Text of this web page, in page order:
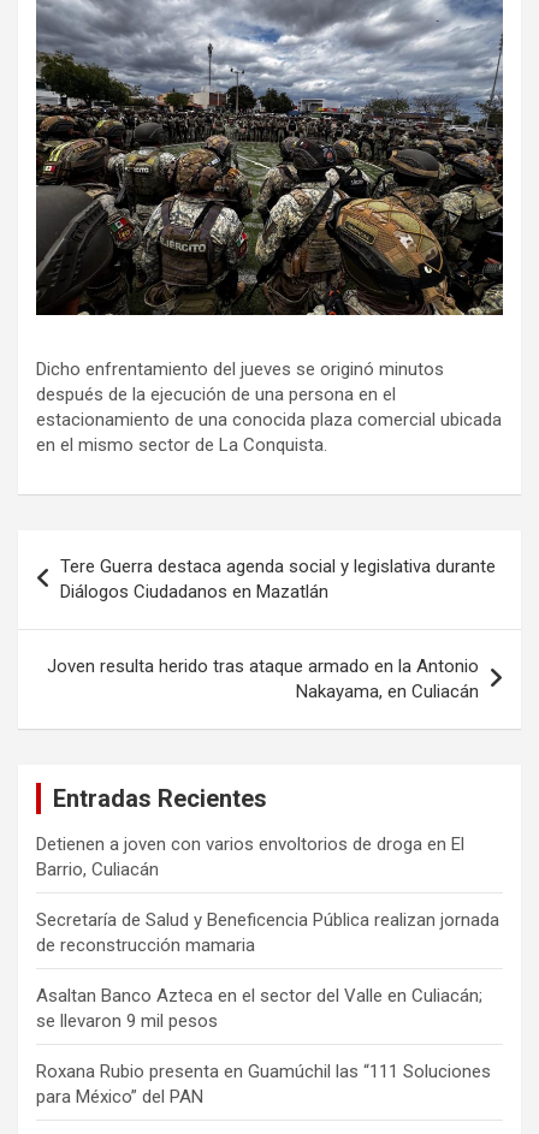
Dicho enfrentamiento del jueves se originó minutos
después de la ejecución de una persona en el
estacionamiento de una conocida plaza comercial ubicada
en el mismo sector de La Conquista.
de
entradas
Tere Guerra destaca agenda social y legislativa durante
Diálogos Ciudadanos en Mazatlán
Joven resulta herido tras ataque armado en la Antonio
Nakayama, en Culiacán
Entradas Recientes
Detienen a joven con varios envoltorios de droga en El
Barrio, Culiacán
Secretaría de Salud y Beneficencia Pública realizan jornada
de reconstrucción mamaria
Asaltan Banco Azteca en el sector del Valle en Culiacán;
se llevaron 9 mil pesos
Roxana Rubio presenta en Guamúchil las “111 Soluciones
para México” del PAN